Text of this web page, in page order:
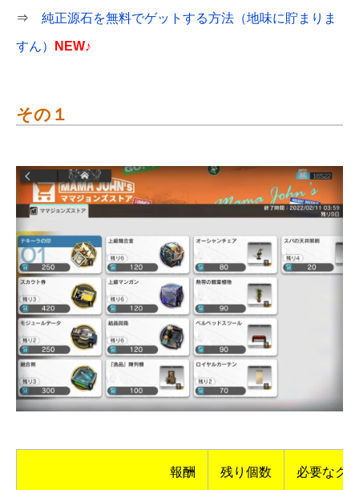
⇒ 純正源石を無料でゲットする方法（地味に貯まりま
すん） NEW♪
その１
報酬 残り個数 必要なク